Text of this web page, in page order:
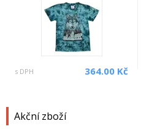
Akční zboží
s DPH 364.00 Kč